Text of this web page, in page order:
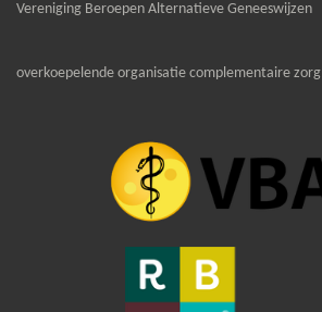
Vereniging Beroepen Alternatieve Geneeswijzen
overkoepelende organisatie complementaire zorg